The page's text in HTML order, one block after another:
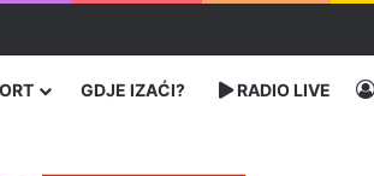
centar Srebrenica
GDJE IZAĆI? RADIO LIVE